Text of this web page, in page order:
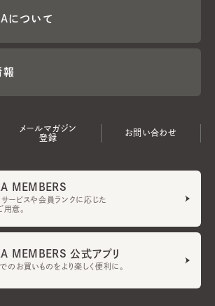
について
報
メールマガジン
登録
お問い合わせ
MEMBERS
サービスや会員ランクに応じた
用意。
MEMBERS 公式アプリ
のお買いものをより楽しく便利に。